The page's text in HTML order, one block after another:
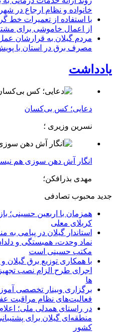
خانواده و نظام ارجاع در
از اعمال خاموشی برای
مردم گیلان به قرارشان
مصرف برق در استان با پویش «۲۵درجه؛ قرار
یادداشت
دعایی؛ کس بی‌کسان
نسرین وزیری ؛
انگار آش دهن سوزی هم
مهدی بذرافکن؛
جدید محبوب تصادفی
همزمان با اربعین حسینی؛
کربلای معلی
استاندار گیلان در پیامی
نماد وحدت، همبستگی و
مکتب حسینی است
با همکاری توزیع برق گیلان
اجرای طرح الزام نصب
ها
برگزاری وبینار تخصصی
فعالیت‌های نظام مراقبت
در راستای همدلی ملی؛
منطقه‌ای گیلان برای
كشور